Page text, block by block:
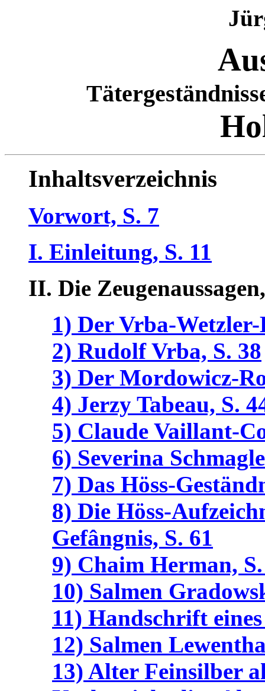
Inhaltsverzeichnis
Vorwort, S. 7
I. Einleitung, S. 11
II. Die
1) Der Vrba-
2) Rudolf Vrba, S. 38
3) Der Mordowicz-
4) Jerzy Tabeau, S.
5) Claude Vaillant-
6) Severina
7) Das Höss-
8) Die Höss-
Gefângnis, S. 61
9) Chaim Herman,
10) Salmen
11) Handschrift
12) Salmen
13) Alter Feinsilber